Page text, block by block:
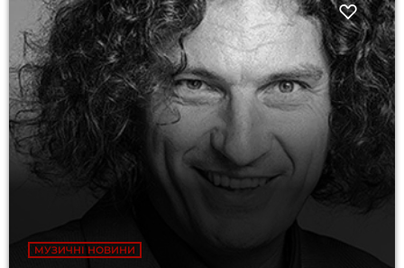
МУЗИЧНІ НОВИНИ